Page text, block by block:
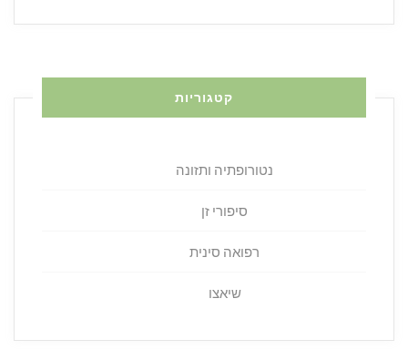
קטגוריות
נטורופתיה ותזונה
סיפורי זן
רפואה סינית
שיאצו